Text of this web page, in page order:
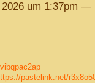
um 1:37pm —
pastelink.net/